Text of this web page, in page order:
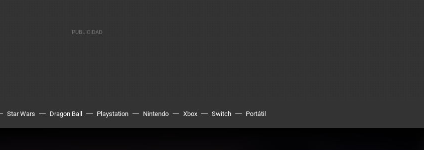
Star Wars Dragon Ball Playstation Nintendo Xbox Switch Portátil